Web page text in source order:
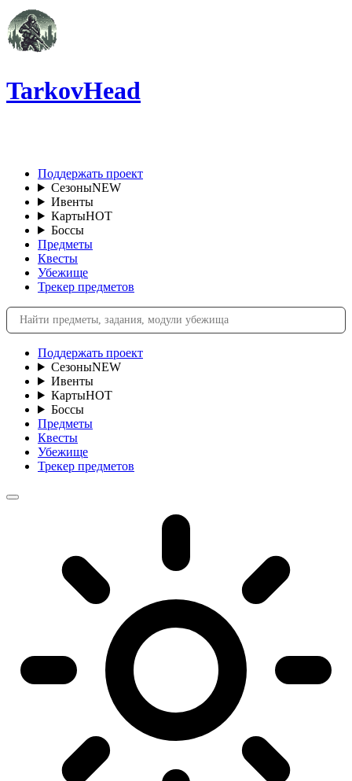
TarkovHead
Поддержать проект
СезоныNEW
Ивенты
КартыHOT
Боссы
Предметы
Квесты
Убежище
Трекер предметов
Поддержать проект
СезоныNEW
Ивенты
КартыHOT
Боссы
Предметы
Квесты
Убежище
Трекер предметов